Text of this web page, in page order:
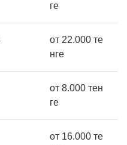
ге
от 22.000 те
нге
от 8.000 тен
ге
от 16.000 те